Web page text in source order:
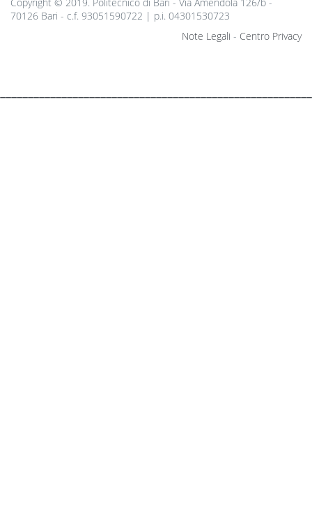
70126 Bari - c.f. 93051590722 | p.i. 04301530723
Note Legali - Centro Privacy